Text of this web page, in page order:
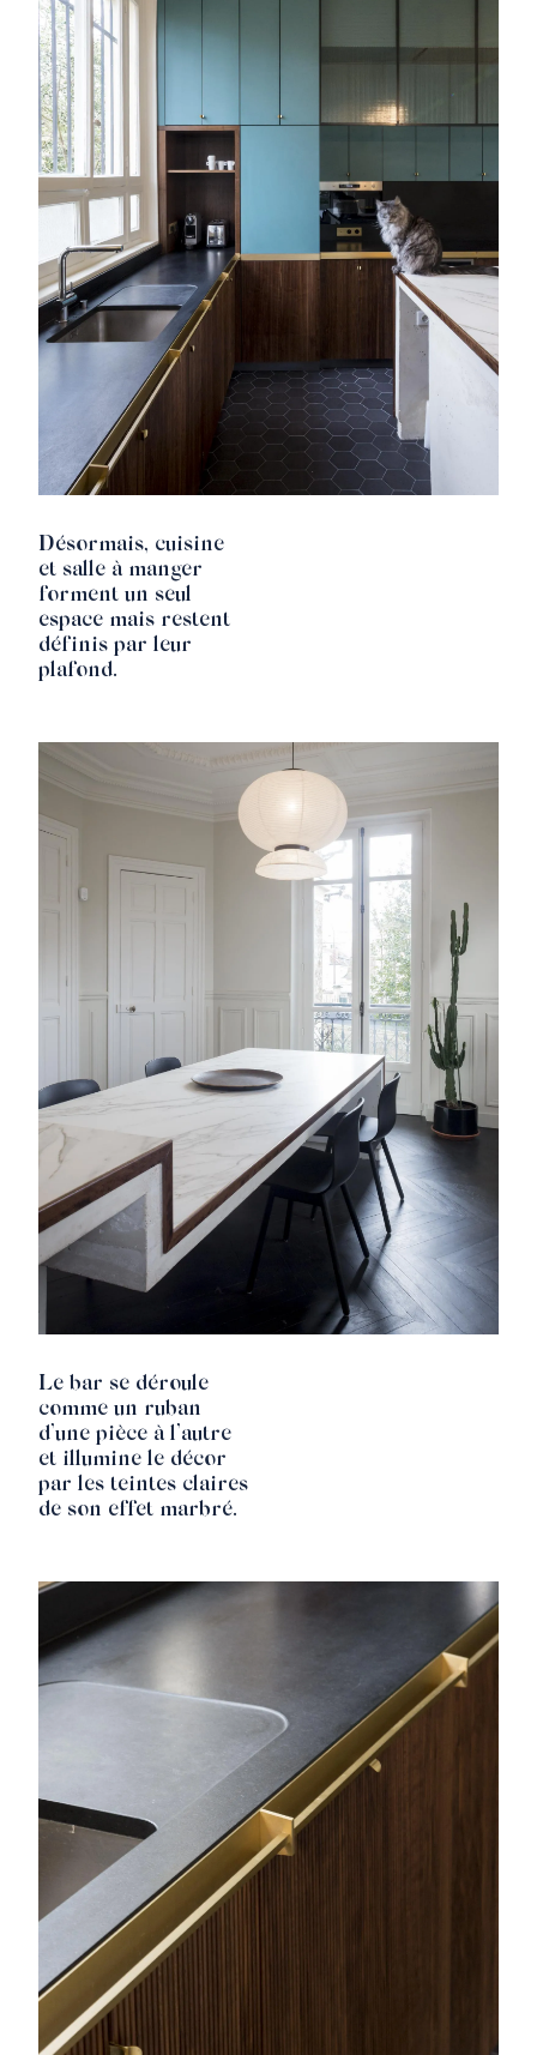
Désormais, cuisine
et salle à manger
forment un seul
espace mais restent
définis par leur
plafond.
Le bar se déroule
comme un ruban
d’une pièce à l’autre
et illumine le décor
par les teintes claires
de son effet marbré.